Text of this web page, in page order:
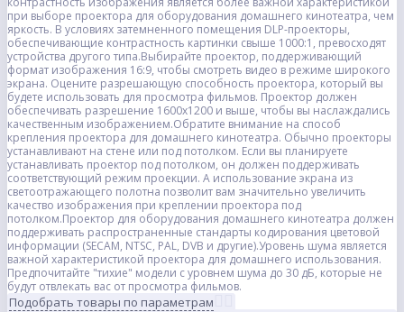
при выборе проектора для оборудования домашнего кинотеатра, чем
яркость. В условиях затемненного помещения DLP-проекторы,
обеспечивающие контрастность картинки свыше 1000:1, превосходят
устройства другого типа.Выбирайте проектор, поддерживающий
формат изображения 16:9, чтобы смотреть видео в режиме широкого
экрана. Оцените разрешающую способность проектора, который вы
будете использовать для просмотра фильмов. Проектор должен
обеспечивать разрешение 1600x1200 и выше, чтобы вы наслаждались
качественным изображением.Обратите внимание на способ
крепления проектора для домашнего кинотеатра. Обычно проекторы
устанавливают на стене или под потолком. Если вы планируете
устанавливать проектор под потолком, он должен поддерживать
соответствующий режим проекции. А использование экрана из
светоотражающего полотна позволит вам значительно увеличить
качество изображения при креплении проектора под
потолком.Проектор для оборудования домашнего кинотеатра должен
поддерживать распространенные стандарты кодирования цветовой
информации (SECAM, NTSC, PAL, DVB и другие).Уровень шума является
важной характеристикой проектора для домашнего использования.
Предпочитайте "тихие" модели с уровнем шума до 30 дБ, которые не
будут отвлекать вас от просмотра фильмов.
Подобрать товары по параметрам